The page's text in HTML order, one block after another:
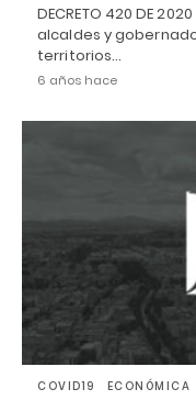
DECRETO 420 DE
alcaldes y
territorios…
6 años hace
COVID19 ECONÓMICA